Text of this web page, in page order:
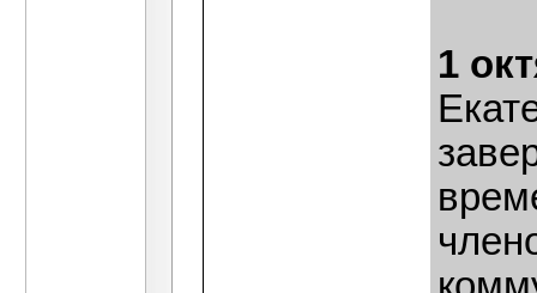
1